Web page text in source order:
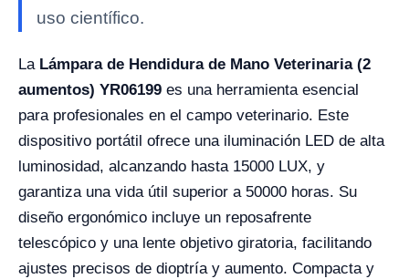
uso científico.
La Lámpara de Hendidura de Mano Veterinaria (2
aumentos) YR06199 es una herramienta esencial
para profesionales en el campo veterinario. Este
dispositivo portátil ofrece una iluminación LED de alta
luminosidad, alcanzando hasta 15000 LUX, y
garantiza una vida útil superior a 50000 horas. Su
diseño ergonómico incluye un reposafrente
telescópico y una lente objetivo giratoria, facilitando
ajustes precisos de dioptría y aumento. Compacta y